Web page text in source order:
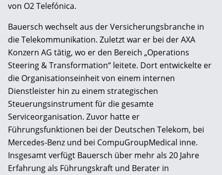
von O2 Telefónica.
Bauersch wechselt aus der Versicherungsbranche in
die Telekommunikation. Zuletzt war er bei der AXA
Konzern AG tätig, wo er den Bereich „Operations
Steering & Transformation“ leitete. Dort entwickelte er
die Organisationseinheit von einem internen
Dienstleister hin zu einem strategischen
Steuerungsinstrument für die gesamte
Serviceorganisation. Zuvor hatte er
Führungsfunktionen bei der Deutschen Telekom, bei
Mercedes-Benz und bei CompuGroupMedical inne.
Insgesamt verfügt Bauersch über mehr als 20 Jahre
Erfahrung als Führungskraft und Berater in